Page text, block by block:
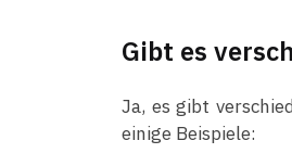
Gibt es
Ja, es gibt
einige Beispiele: